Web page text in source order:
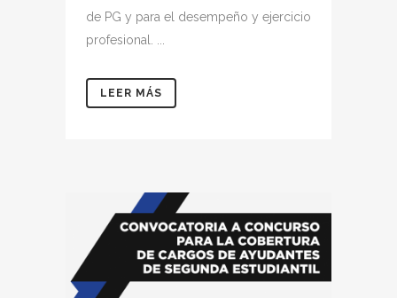
de PG y para el desempeño y ejercicio
profesional. ...
LEER MÁS